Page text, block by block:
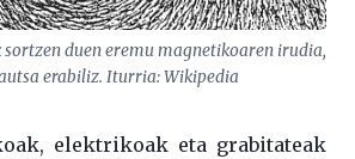
duen eremu magnetikoaren irudia,
erabiliz. Iturria: Wikipedia
elektrikoak eta grabitateak